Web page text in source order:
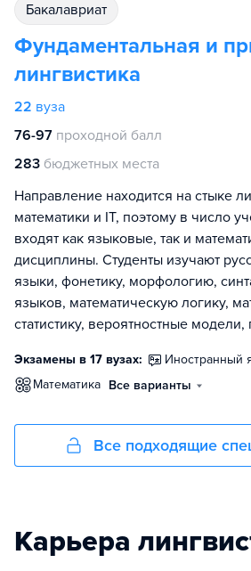
бакалавриат
Фундаментальная и
лингвистика
22 вуза
76-97 проходной балл
283 бюджетных места
Направление находится на стыке
математики и IT, поэтому в число
входят как языковые, так и
дисциплины. Студенты изучают
языки, фонетику, морфологию,
языков, математическую логику,
статистику, вероятностные
Экзамены в 17 вузах: иностранный
математика Все варианты
Все подходящие
Карьера